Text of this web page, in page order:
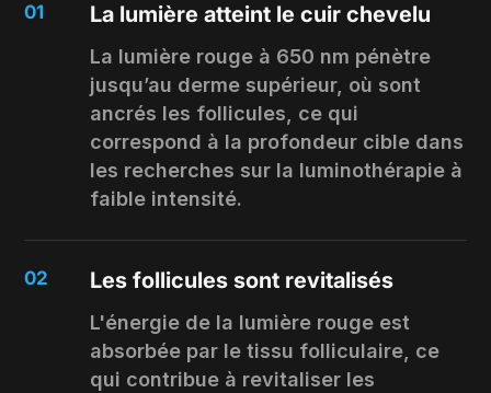
01 La lumière atteint le cuir chevelu
La lumière rouge à 650 nm pénètre
jusqu’au derme supérieur, où sont
ancrés les follicules, ce qui
correspond à la profondeur cible dans
les recherches sur la luminothérapie à
faible intensité.
02 Les follicules sont revitalisés
L'énergie de la lumière rouge est
absorbée par le tissu folliculaire, ce
qui contribue à revitaliser les